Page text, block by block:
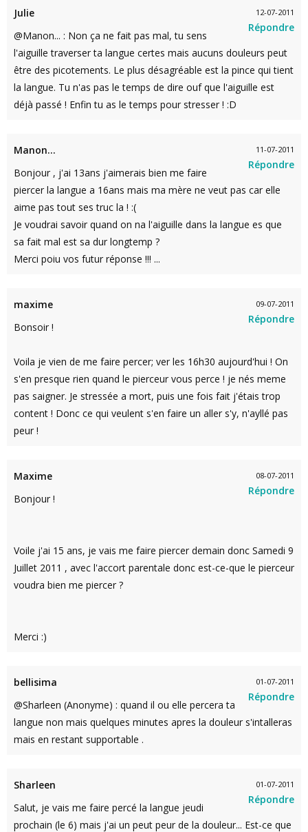
12-07-2011
Répondre
Julie
@Manon... : Non ça ne fait pas mal, tu sens
l'aiguille traverser ta langue certes mais aucuns douleurs peut
être des picotements. Le plus désagréable est la pince qui tient
la langue. Tu n'as pas le temps de dire ouf que l'aiguille est
déjà passé ! Enfin tu as le temps pour stresser ! :D
11-07-2011
Répondre
Manon...
Bonjour , j'ai 13ans j'aimerais bien me faire
piercer la langue a 16ans mais ma mère ne veut pas car elle
aime pas tout ses truc la ! :(
Je voudrai savoir quand on na l'aiguille dans la langue es que
sa fait mal est sa dur longtemp ?
Merci poiu vos futur réponse !!! ...
09-07-2011
Répondre
maxime
Bonsoir !
Voila je vien de me faire percer; ver les 16h30 aujourd'hui ! On
s'en presque rien quand le pierceur vous perce ! je nés meme
pas saigner. Je stressée a mort, puis une fois fait j'étais trop
content ! Donc ce qui veulent s'en faire un aller s'y, n'ayllé pas
peur !
08-07-2011
Répondre
Maxime
Bonjour !
Voile j'ai 15 ans, je vais me faire piercer demain donc Samedi 9
Juillet 2011 , avec l'accort parentale donc est-ce-que le pierceur
voudra bien me piercer ?
Merci :)
01-07-2011
Répondre
bellisima
@Sharleen (Anonyme) : quand il ou elle percera ta
langue non mais quelques minutes apres la douleur s'intalleras
mais en restant supportable .
01-07-2011
Répondre
Sharleen
Salut, je vais me faire percé la langue jeudi
prochain (le 6) mais j'ai un peut peur de la douleur... Est-ce que